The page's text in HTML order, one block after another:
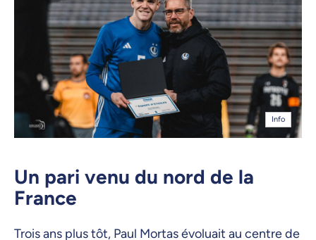
Info
Un pari venu du nord de la
France
Trois ans plus tôt, Paul Mortas évoluait au centre de